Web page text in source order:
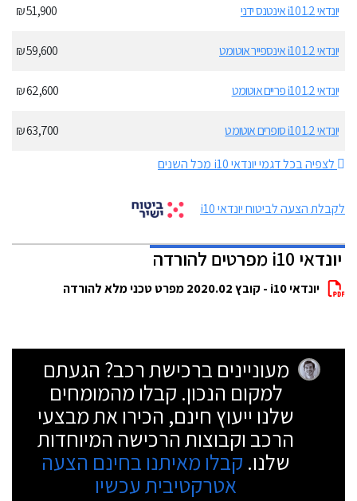
יונדאי i10 1.2 אינטנס ידני
51,900 ₪
יונדאי i10 1.2 אינספייר אוטומט 59,600 ₪
יונדאי i10 1.2 פריים אוטומט 62,600 ₪
יונדאי i10 1.2 סופרים אוטומט
63,700 ₪
לצפיה בכל דגמי יונדאי i10 מכל השנים
לקבלת הצעה לביטוח יונדאי i10
יונדאי i10 מפרטים להורדה
יונדאי i10 - קובץ 2020.02 מפרט טכני מלא להורדה
מעוניינים ברכישת רכב? הגעתם
למקום הנכון. קבלו מהמומחים
שלנו ייעוץ חינם, הכירו את מבצעי
הרכב וקבוצות הרכישה המיוחדות
שלנו. קבלו מאיתנו בחינם הצעה
אטרקטיבית עכשיו